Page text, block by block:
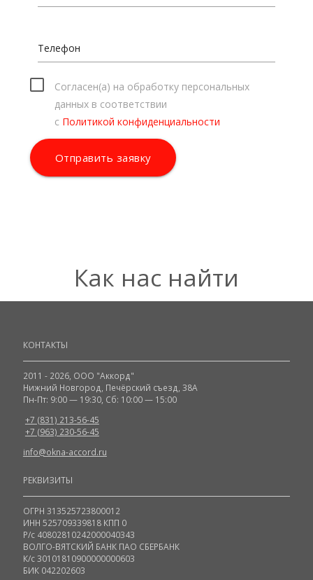
Телефон
Согласен(а) на обработку персональных
данных в соответствии
с Политикой конфиденциальности
Отправить заявку
Как нас найти
КОНТАКТЫ
2011 - 2026, ООО "Аккорд"
Нижний Новгород, Печёрский съезд, 38А
Пн-Пт: 9:00 — 19:30, Сб: 10:00 — 15:00
+7 (831) 213-56-45
+7 (963) 230-56-45
info@okna-accord.ru
РЕКВИЗИТЫ
ОГРН 313525723800012
ИНН 525709339818 КПП 0
Р/c 40802810242000040343
ВОЛГО-ВЯТСКИЙ БАНК ПАО СБЕРБАНК
К/с 30101810900000000603
БИК 042202603